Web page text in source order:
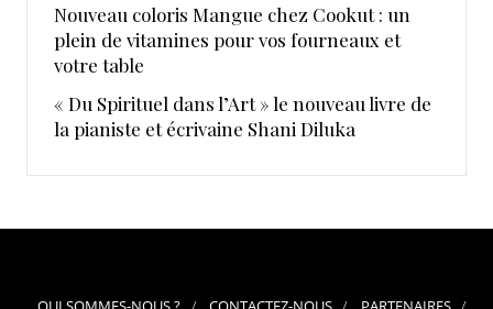
Nouveau coloris Mangue chez Cookut : un
plein de vitamines pour vos fourneaux et
votre table
« Du Spirituel dans l’Art » le nouveau livre de
la pianiste et écrivaine Shani Diluka